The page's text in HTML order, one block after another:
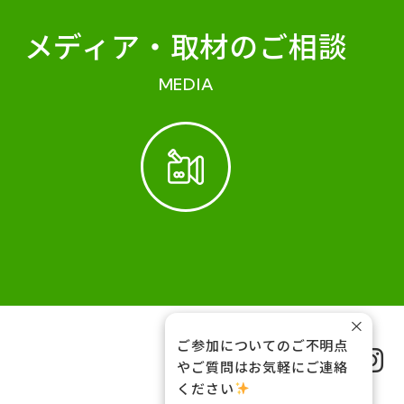
メディア・ 取材のご相談
MEDIA
FOLLOW US
ご参加についてのご不明点
やご質問はお気軽にご連絡
ください
×